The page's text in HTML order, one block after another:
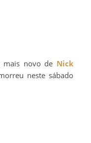
mais novo de Nick
neste sábado